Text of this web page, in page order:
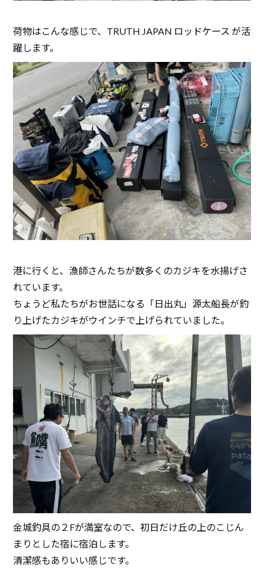
荷物はこんな感じで、TRUTH JAPAN ロッドケース が活
躍します。
港に行くと、漁師さんたちが数多くのカジキを水揚げさ
れています。
ちょうど私たちがお世話になる「日出丸」源太船長が釣
り上げたカジキがウインチで上げられていました。
金城釣具の２Fが満室なので、初日だけ丘の上のこじん
まりとした宿に宿泊します。
清潔感もありいい感じです。